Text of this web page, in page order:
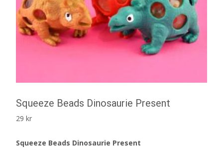
Squeeze Beads Dinosaurie Present
29 kr
Squeeze Beads Dinosaurie Present